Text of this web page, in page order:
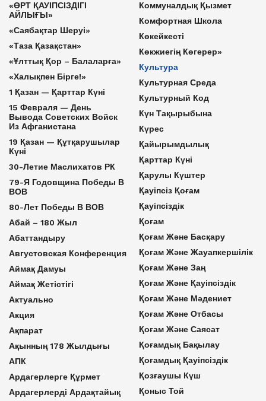
«ӨРТ ҚАУІПСІЗДІГІ
АЙЛЫҒЫ»
«Саябақтар Шеруі»
«Таза Қазақстан»
«Ұлттық Қор – Балаларға»
«Халықпен Бірге!»
1 Қазан — Қарттар Күні
15 Февраля — День
Вывода Советских Войск
Из Афганистана
19 Қазан — Құтқарушылар
Күні
30-Летие Маслихатов РК
79-Я Годовщина Победы В
ВОВ
80-Лет Победы В ВОВ
Абай – 180 Жыл
Абаттандыру
Августовская Конференция
Аймақ Дамуы
Аймақ Жетістігі
Актуально
Акция
Ақпарат
Ақынның 178 Жылдығы
АПК
Ардагерлерге Құрмет
Ардагерлерді Ардақтайық
Коммуналдық Қызмет
Комфортная Школа
Көкейкесті
Көкжиегің Көгерер»
Культура
Культурная Среда
Культурный Код
Күн Тақырыбына
Күрес
Қайырымдылық
Қарттар Күні
Қарулы Күштер
Қауіпсіз Қоғам
Қауіпсіздік
Қоғам
Қоғам Және Басқару
Қоғам Және Жауапкершілік
Қоғам Және Заң
Қоғам Және Қауіпсіздік
Қоғам Және Мәдениет
Қоғам Және Отбасы
Қоғам Және Саясат
Қоғамдық Бақылау
Қоғамдық Қауіпсіздік
Қозғаушы Күш
Қоныс Той